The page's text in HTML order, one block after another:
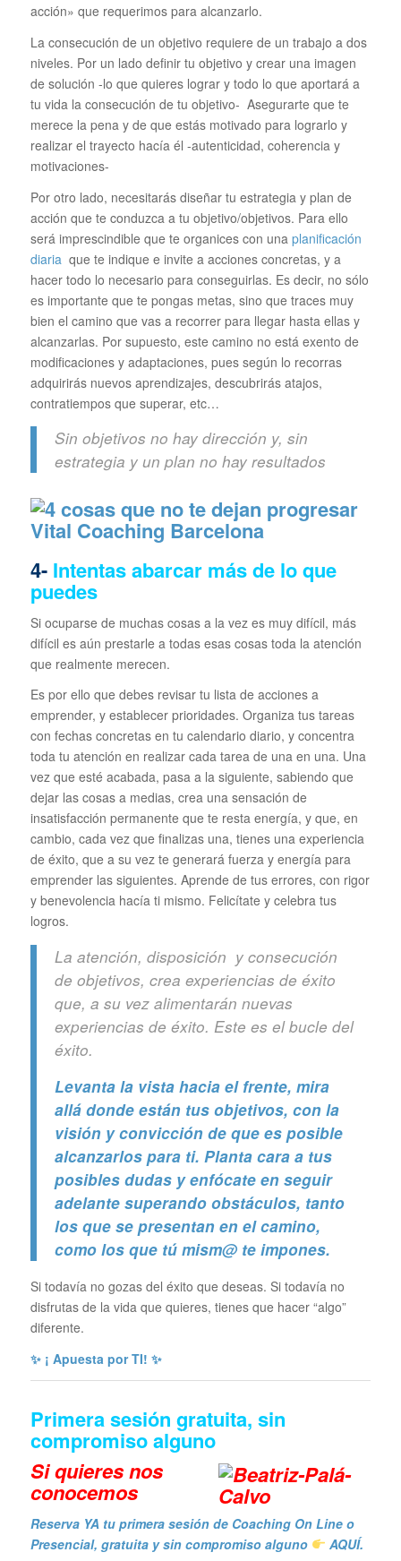
acción» que requerimos para alcanzarlo.
La consecución de un objetivo requiere de un trabajo a dos
niveles. Por un lado definir tu objetivo y crear una imagen
de solución -lo que quieres lograr y todo lo que aportará a
tu vida la consecución de tu objetivo- Asegurarte que te
merece la pena y de que estás motivado para lograrlo y
realizar el trayecto hacía él -autenticidad, coherencia y
motivaciones-
Por otro lado, necesitarás diseñar tu estrategia y plan de
acción que te conduzca a tu objetivo/objetivos. Para ello
será imprescindible que te organices con una planificación
diaria que te indique e invite a acciones concretas, y a
hacer todo lo necesario para conseguirlas. Es decir, no sólo
es importante que te pongas metas, sino que traces muy
bien el camino que vas a recorrer para llegar hasta ellas y
alcanzarlas. Por supuesto, este camino no está exento de
modificaciones y adaptaciones, pues según lo recorras
adquirirás nuevos aprendizajes, descubrirás atajos,
contratiempos que superar, etc…
Sin objetivos no hay dirección y, sin
estrategia y un plan no hay resultados
4- Intentas abarcar más de lo que
puedes
Si ocuparse de muchas cosas a la vez es muy difícil, más
difícil es aún prestarle a todas esas cosas toda la atención
que realmente merecen.
Es por ello que debes revisar tu lista de acciones a
emprender, y establecer prioridades. Organiza tus tareas
con fechas concretas en tu calendario diario, y concentra
toda tu atención en realizar cada tarea de una en una. Una
vez que esté acabada, pasa a la siguiente, sabiendo que
dejar las cosas a medias, crea una sensación de
insatisfacción permanente que te resta energía, y que, en
cambio, cada vez que finalizas una, tienes una experiencia
de éxito, que a su vez te generará fuerza y energía para
emprender las siguientes. Aprende de tus errores, con rigor
y benevolencia hacía ti mismo. Felicítate y celebra tus
logros.
La atención, disposición y consecución
de objetivos, crea experiencias de éxito
que, a su vez alimentarán nuevas
experiencias de éxito. Este es el bucle del
éxito.
Levanta la vista hacia el frente, mira
allá donde están tus objetivos, con la
visión y convicción de que es posible
alcanzarlos para ti. Planta cara a tus
posibles dudas y enfócate en seguir
adelante superando obstáculos, tanto
los que se presentan en el camino,
como los que tú mism@ te impones.
Si todavía no gozas del éxito que deseas. Si todavía no
disfrutas de la vida que quieres, tienes que hacer “algo”
diferente.
✨ ¡ Apuesta por TI! ✨
Primera sesión gratuita, sin
compromiso alguno
Si quieres nos
conocemos
Reserva YA tu primera sesión de Coaching On Line o
Presencial, gratuita y sin compromiso alguno
AQUÍ.